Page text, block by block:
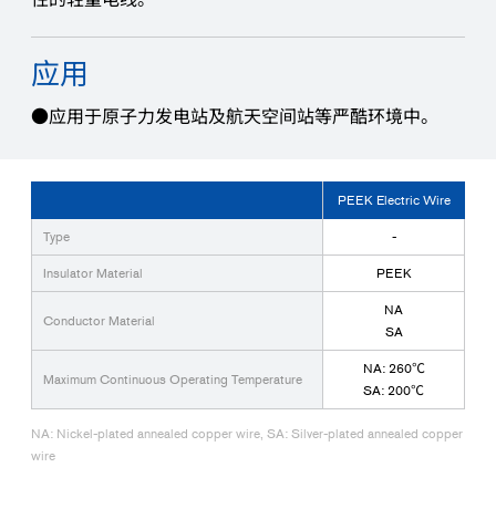
应用
●应用于原子力发电站及航天空间站等严酷环境中。
PEEK Electric Wire
Type -
Insulator Material PEEK
Conductor Material
NA
SA
Maximum Continuous Operating Temperature
NA: 260℃
SA: 200℃
NA: Nickel-plated annealed copper wire, SA: Silver-plated annealed copper
wire